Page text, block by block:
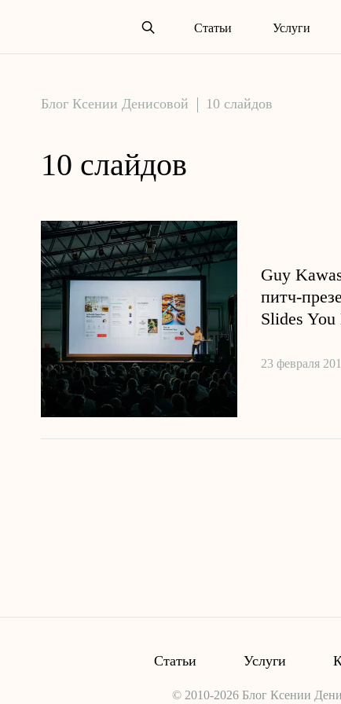
Статьи Услуги
Блог Ксении Денисовой 10 слайдов
10 слайдов
Guy
питч-
Slides
23 февраля
Статьи Услуги
© 2010-2026 Блог Ксении